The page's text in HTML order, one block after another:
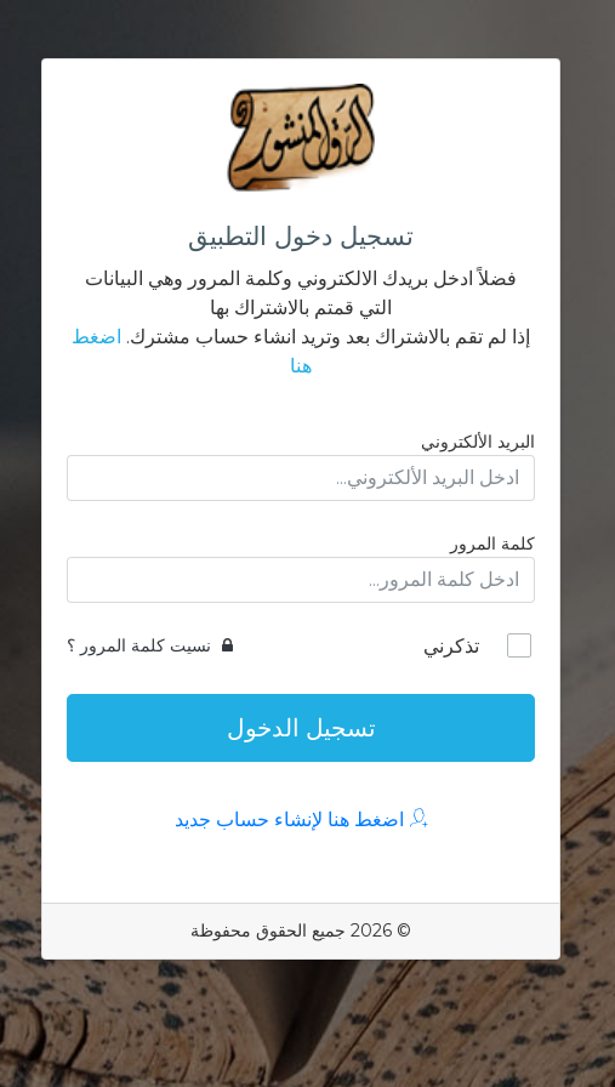
تسجيل دخول التطبيق
فضلاً ادخل بريدك الالكتروني وكلمة المرور وهي البيانات
التي قمتم بالاشتراك بها
إذا لم تقم بالاشتراك بعد وتريد انشاء حساب مشترك. اضغط
هنا
البريد الألكتروني
كلمة المرور
تذكرني نسيت كلمة المرور ؟
تسجيل الدخول
اضغط هنا لإنشاء حساب جديد
© 2026 جميع الحقوق محفوظة